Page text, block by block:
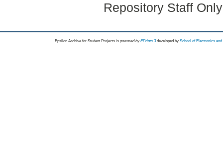
Repository Staff
Epsilon Archive for Student Projects is powored byEPrints 3 developed by School of Electronics